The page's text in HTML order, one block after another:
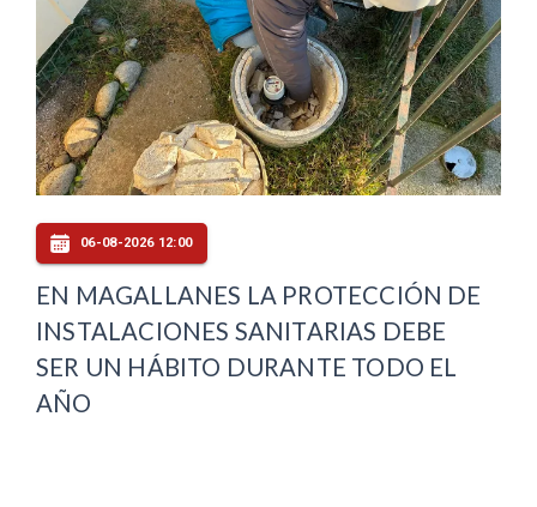
06-08-2026 12:00
EN MAGALLANES LA PROTECCIÓN DE
INSTALACIONES SANITARIAS DEBE
SER UN HÁBITO DURANTE TODO EL
AÑO